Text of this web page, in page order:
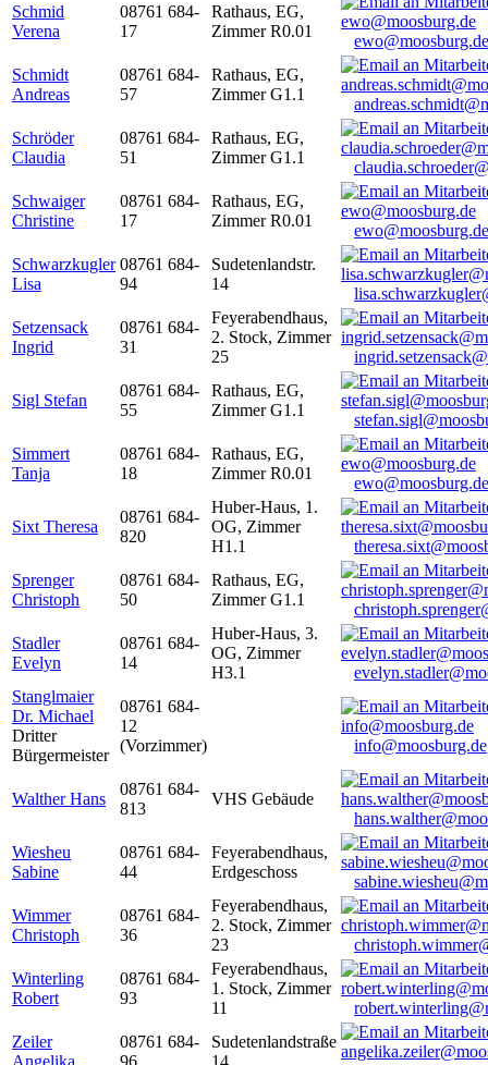
Schmid
Verena
08761 684-
17
Rathaus, EG,
Zimmer R0.01
ewo@moosburg.de
Schmidt
Andreas
08761 684-
57
Rathaus, EG,
Zimmer G1.1
Schröder
Claudia
08761 684-
51
Rathaus, EG,
Zimmer G1.1
Schwaiger
Christine
08761 684-
17
Rathaus, EG,
Zimmer R0.01
ewo@moosburg.de
Schwarzkugler
Lisa
08761 684-
94
Sudetenlandstr.
14
Setzensack
Ingrid
08761 684-
31
Feyerabendhaus,
2. Stock, Zimmer
25
Sigl Stefan
08761 684-
55
Rathaus, EG,
Zimmer G1.1
Simmert
Tanja
08761 684-
18
Rathaus, EG,
Zimmer R0.01
ewo@moosburg.de
Sixt Theresa
08761 684-
820
Huber-Haus, 1.
OG, Zimmer
H1.1
Sprenger
Christoph
08761 684-
50
Rathaus, EG,
Zimmer G1.1
Stadler
Evelyn
08761 684-
14
Huber-Haus, 3.
OG, Zimmer
H3.1
Stanglmaier
Dr. Michael
Dritter
Bürgermeister
08761 684-
12
(Vorzimmer)
info@moosburg.de
Walther Hans
08761 684-
813
VHS Gebäude
Wiesheu
Sabine
08761 684-
44
Feyerabendhaus,
Erdgeschoss
Wimmer
Christoph
08761 684-
36
Feyerabendhaus,
2. Stock, Zimmer
23
Winterling
Robert
08761 684-
93
Feyerabendhaus,
1. Stock, Zimmer
11
Zeiler
Angelika
08761 684-
96
Sudetenlandstraße
14